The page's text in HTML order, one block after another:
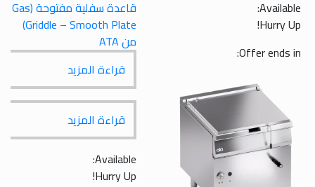
قاعدة سفلية مفتوحة (Gas
Griddle – Smooth Plate)
قراءة المزيد
قراءة المزيد
Available:
Hurry Up!
Hurry
Offer